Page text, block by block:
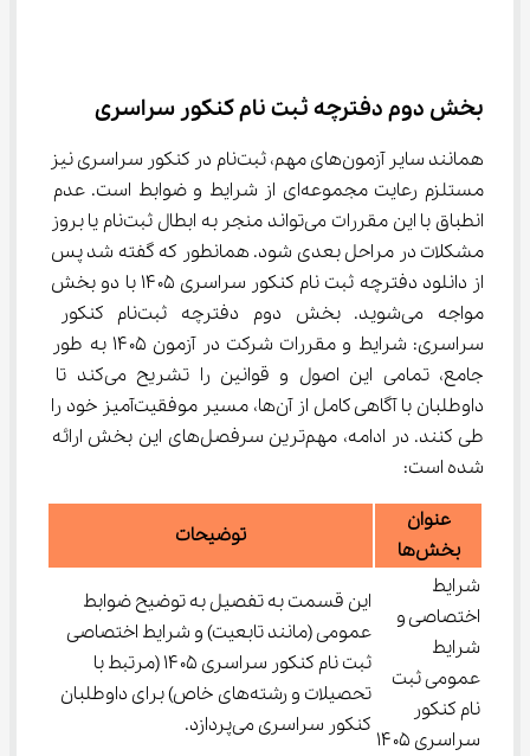
بخش دوم دفترچه ثبت ‌نام کنکور سراسری
همانند سایر آزمون‌های مهم، ثبت‌نام در کنکور سراسری نیز
مستلزم رعایت مجموعه‌ای از شرایط و ضوابط است. عدم
انطباق با این مقررات می‌تواند منجر به ابطال ثبت‌نام یا بروز
مشکلات در مراحل بعدی شود. همانطور که گفته شد پس
از دانلود دفترچه ثبت نام کنکور سراسری ۱۴۰۵ با دو بخش
مواجه می‌شوید. بخش دوم دفترچه ثبت‌نام کنکور
سراسری: شرایط و مقررات شرکت در آزمون ۱۴۰۵ به طور
جامع، تمامی این اصول و قوانین را تشریح می‌کند تا
داوطلبان با آگاهی کامل از آن‌ها، مسیر موفقیت‌آمیز خود را
طی کنند. در ادامه، مهم‌ترین سرفصل‌های این بخش ارائه
شده است:
عنوان
بخش‌ها
توضیحات
شرایط
اختصاصی و
شرایط
عمومی ثبت
نام کنکور
سراسری ۱۴۰۵
این قسمت به تفصیل به توضیح ضوابط
عمومی (مانند تابعیت) و شرایط اختصاصی
ثبت نام کنکور سراسری ۱۴۰۵ (مرتبط با
تحصیلات و رشته‌های خاص) برای داوطلبان
کنکور سراسری می‌پردازد.